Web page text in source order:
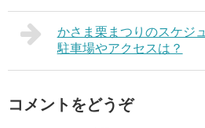
かさま栗まつりのスケジ
駐車場やアクセスは？
コメントをどうぞ